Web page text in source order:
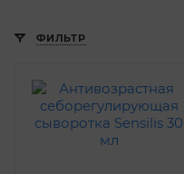
ФИЛЬТР